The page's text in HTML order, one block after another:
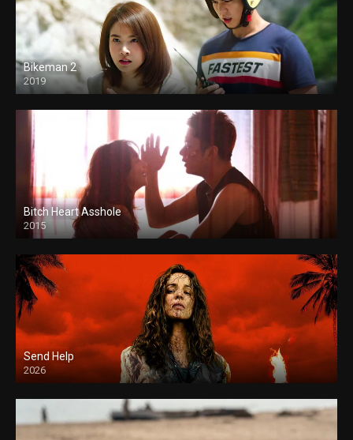
Bikeman 2
2019
Bitch Heart Asshole
2015
Send Help
2026